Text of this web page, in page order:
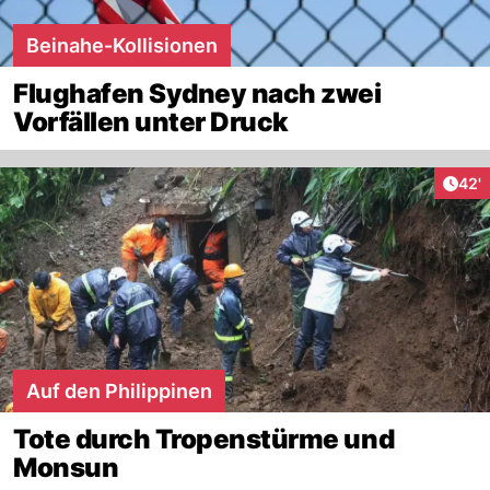
Beinahe-Kollisionen
Flughafen Sydney nach zwei
Vorfällen unter Druck
42'
Auf den Philippinen
Tote durch Tropenstürme und
Monsun